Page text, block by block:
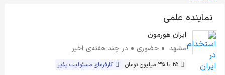
نماینده علمی
ایران هورمون
مشهد
حضوری در چند هفته‌ی اخیر
25 تا 35 میلیون تومان کارفرمای مسئولیت پذیر